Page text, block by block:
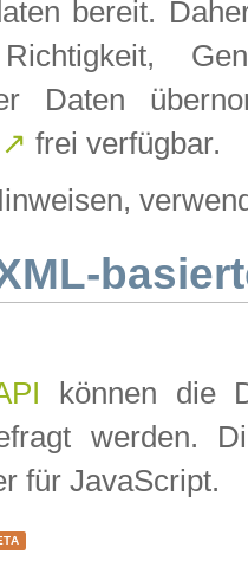
bereit.
Daten
↗ frei verfügbar.
können die
werden.
für JavaScript.